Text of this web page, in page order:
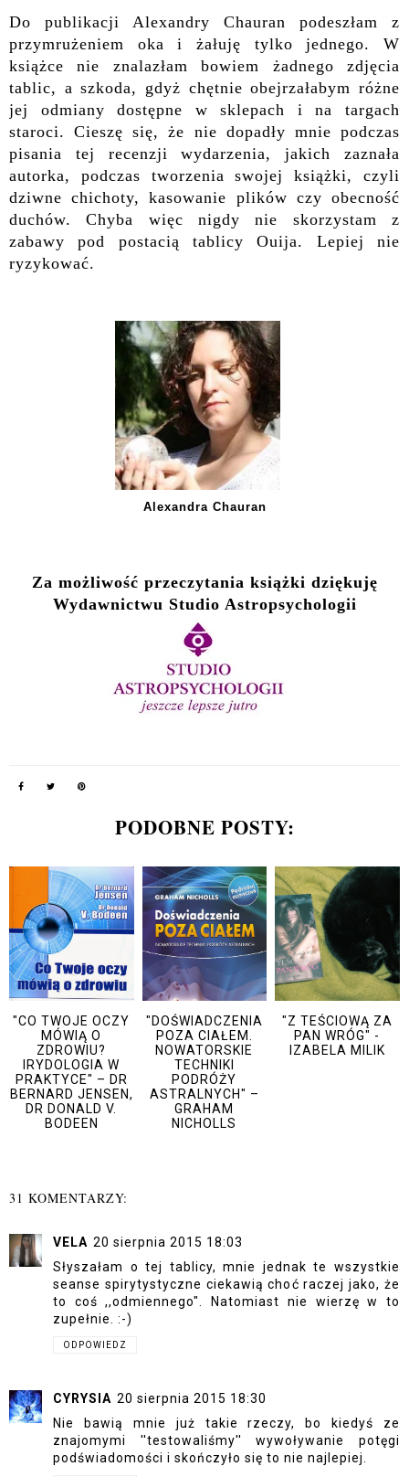
Do publikacji Alexandry Chauran podeszłam z
przymrużeniem oka i żałuję tylko jednego. W
książce nie znalazłam bowiem żadnego zdjęcia
tablic, a szkoda, gdyż chętnie obejrzałabym różne
jej odmiany dostępne w sklepach i na targach
staroci. Cieszę się, że nie dopadły mnie podczas
pisania tej recenzji wydarzenia, jakich zaznała
autorka, podczas tworzenia swojej książki, czyli
dziwne chichoty, kasowanie plików czy obecność
duchów. Chyba więc nigdy nie skorzystam z
zabawy pod postacią tablicy Ouija. Lepiej nie
ryzykować.
Alexandra Chauran
Za możliwość przeczytania książki dziękuję
Wydawnictwu Studio Astropsychologii
PODOBNE POSTY:
"CO TWOJE OCZY
MÓWIĄ O
ZDROWIU?
IRYDOLOGIA W
PRAKTYCE" – DR
BERNARD JENSEN,
DR DONALD V.
BODEEN
"DOŚWIADCZENIA
POZA CIAŁEM.
NOWATORSKIE
TECHNIKI
PODRÓŻY
ASTRALNYCH" –
GRAHAM
NICHOLLS
"Z TEŚCIOWĄ ZA
PAN WRÓG" -
IZABELA MILIK
31 KOMENTARZY:
VELA 20 sierpnia 2015 18:03
Słyszałam o tej tablicy, mnie jednak te wszystkie
seanse spirytystyczne ciekawią choć raczej jako, że
to coś ,,odmiennego". Natomiast nie wierzę w to
zupełnie. :-)
ODPOWIEDZ
CYRYSIA 20 sierpnia 2015 18:30
Nie bawią mnie już takie rzeczy, bo kiedyś ze
znajomymi ''testowaliśmy'' wywoływanie potęgi
podświadomości i skończyło się to nie najlepiej.